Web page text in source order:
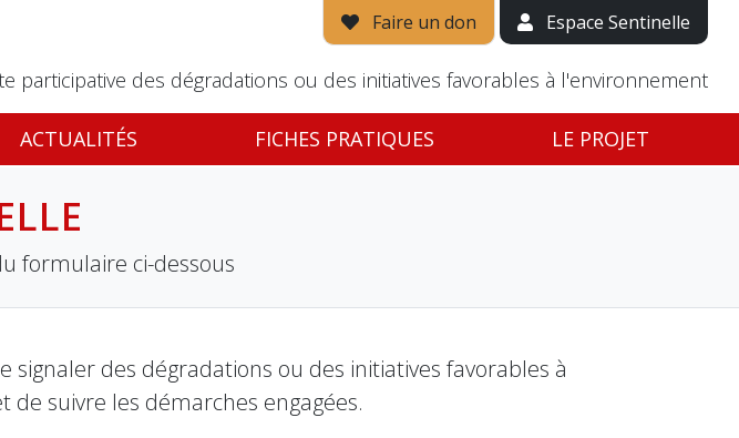
Faire un don Espace Sentinelle
participative des dégradations ou des initiatives favorables à l'environnement
ACTUALITÉS FICHES PRATIQUES LE PROJET
formulaire ci-dessous
des dégradations ou des initiatives favorables à
suivre les démarches engagées.